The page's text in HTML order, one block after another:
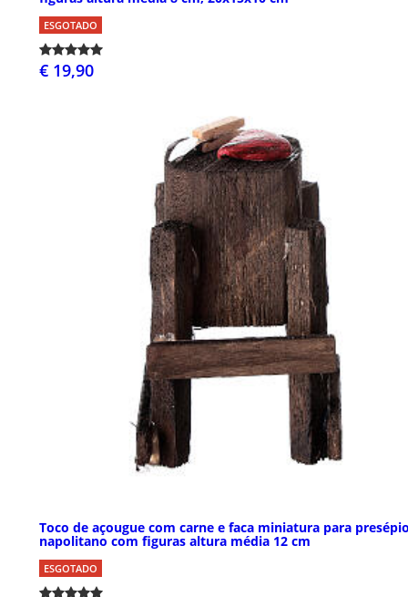
ESGOTADO
€ 19,90
Toco de açougue com carne e faca miniatura para
napolitano com figuras altura média 12 cm
ESGOTADO